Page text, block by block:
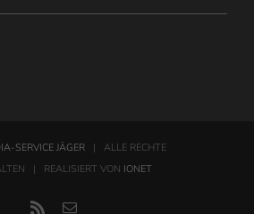
SERVICE JÄGER| ALLE RECHTE
| REALISIERT VON IONET
Rss E-